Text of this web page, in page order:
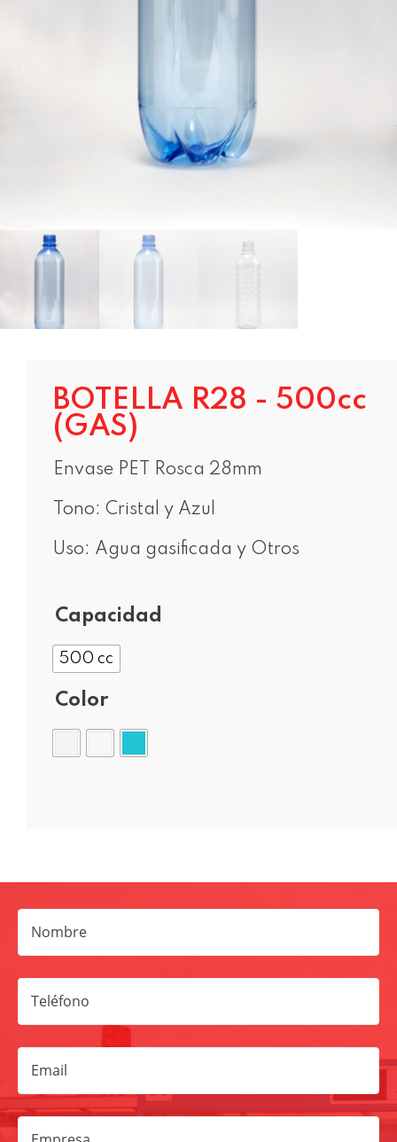
BOTELLA R28 - 500cc
(GAS)
Envase PET Rosca 28mm
Tono: Cristal y Azul
Uso: Agua gasificada y Otros
Capacidad
500 cc
Color
Nombre
Teléfono
Email